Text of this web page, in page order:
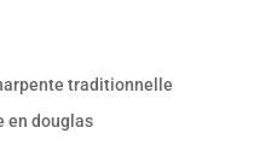
traditionnelle
en douglas